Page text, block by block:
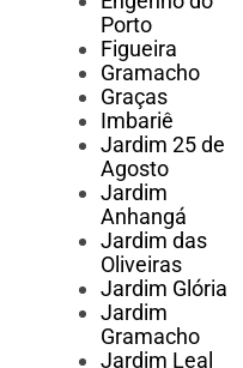
Porto
Figueira
Gramacho
Graças
Imbariê
Jardim 25 de
Agosto
Jardim
Anhangá
Jardim das
Oliveiras
Jardim Glória
Jardim
Gramacho
Jardim Leal